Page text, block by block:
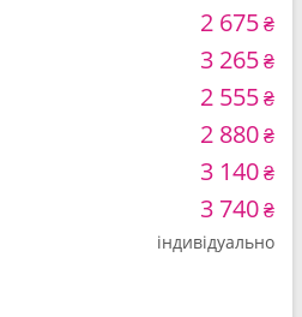
2 675₴
3 265₴
2 555₴
2 880₴
3 140₴
3 740₴
індивідуально